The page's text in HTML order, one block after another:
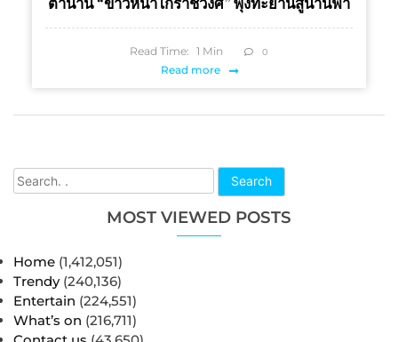
Search
MOST VIEWED POSTS
Home (1,412,051)
Trendy (240,136)
Entertain (224,551)
What’s on (216,711)
Read Time: 1 Min 0
Read more